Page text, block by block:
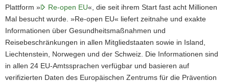
Plattform »
Re-open EU«, die seit ihrem Start fast acht Millionen
Mal besucht wurde. »Re-open EU« liefert zeitnahe und exakte
Informationen über Gesundheitsmaßnahmen und
Reisebeschränkungen in allen Mitgliedstaaten sowie in Island,
Liechtenstein, Norwegen und der Schweiz. Die Informationen sind
in allen 24 EU-Amtssprachen verfügbar und basieren auf
verifizierten Daten des Europäischen Zentrums für die Prävention